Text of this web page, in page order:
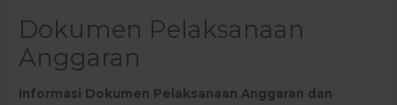
Dokumen Pelaksanaan
Anggaran
Informasi Dokumen Pelaksanaan Anggaran dan